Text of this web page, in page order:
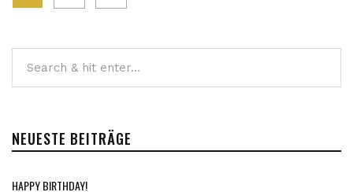
Beiträge
NEUESTE BEITRÄGE
HAPPY BIRTHDAY!